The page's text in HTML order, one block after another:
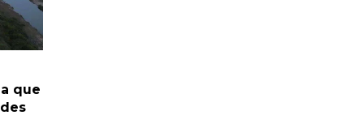
que